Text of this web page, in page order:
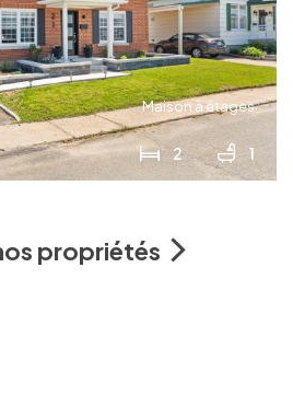
Maison à étages
2 1
propriétés